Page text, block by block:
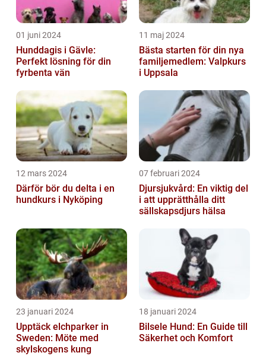
01 juni 2024
Hunddagis i Gävle:
Perfekt lösning för din
fyrbenta vän
11 maj 2024
Bästa starten för din nya
familjemedlem: Valpkurs
i Uppsala
12 mars 2024
Därför bör du delta i en
hundkurs i Nyköping
07 februari 2024
Djursjukvård: En viktig del
i att upprätthålla ditt
sällskapsdjurs hälsa
23 januari 2024
Upptäck elchparker in
Sweden: Möte med
skylskogens kung
18 januari 2024
Bilsele Hund: En Guide till
Säkerhet och Komfort